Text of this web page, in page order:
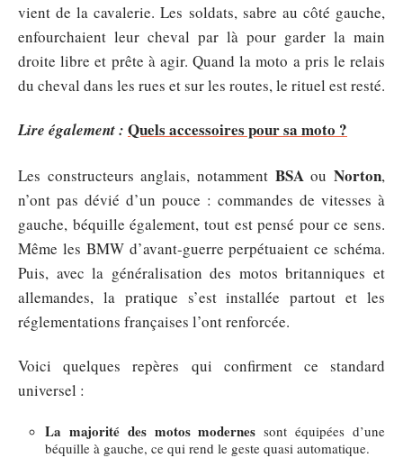
vient de la cavalerie. Les soldats, sabre au côté gauche,
enfourchaient leur cheval par là pour garder la main
droite libre et prête à agir. Quand la moto a pris le relais
du cheval dans les rues et sur les routes, le rituel est resté.
Lire également : Quels accessoires pour sa moto ?
Les constructeurs anglais, notamment BSA ouNorton,
n’ont pas dévié d’un pouce : commandes de vitesses à
gauche, béquille également, tout est pensé pour ce sens.
Même les BMW d’avant-guerre perpétuaient ce schéma.
Puis, avec la généralisation des motos britanniques et
allemandes, la pratique s’est installée partout et les
réglementations françaises l’ont renforcée.
Voici quelques repères qui confirment ce standard
universel :
La majorité des motos modernes sont équipées d’une
béquille à gauche, ce qui rend le geste quasi automatique.